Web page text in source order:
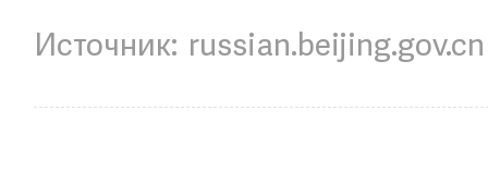
russian.beijing.gov.cn